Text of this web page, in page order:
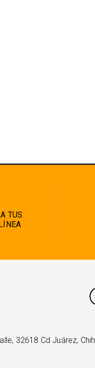
TUS
32618 Cd Juárez, Chih.